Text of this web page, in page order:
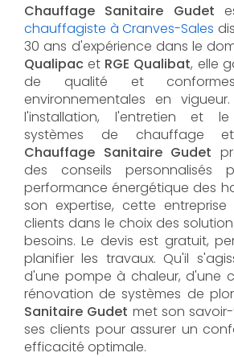
Chauffage Sanitaire Gudet
chauffagiste à Cranves-Sales
30 ans d'expérience dans le
Qualipac et RGE Qualibat, elle
de qualité et
environnementales en
l'installation, l'entretien et
systèmes de chauffage
Chauffage Sanitaire Gudet
des conseils personnalisés
performance énergétique des
son expertise, cette
clients dans le choix des
besoins. Le devis est gratuit,
planifier les travaux. Qu'il
d'une pompe à chaleur, d'une
rénovation de systèmes de
Sanitaire Gudet met son
ses clients pour assurer un
efficacité optimale.